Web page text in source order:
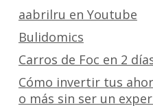
aabrilru en Youtube
Bulidomics
Carros de Foc en 2
Cómo invertir tus
o más sin ser un